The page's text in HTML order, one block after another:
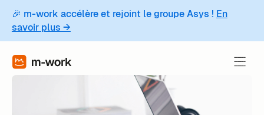
🎉 m-work accélère et rejoint le groupe Asys ! En
savoir plus →